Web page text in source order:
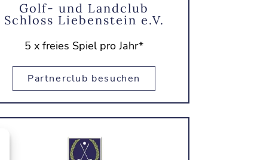
Golf- und Landclub
Schloss Liebenstein e.V.
5 x freies Spiel pro Jahr*
Partnerclub besuchen